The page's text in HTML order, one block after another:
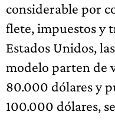
considerable por
flete, impuestos y
Estados Unidos,
modelo parten de
80.000 dólares y
100.000 dólares,